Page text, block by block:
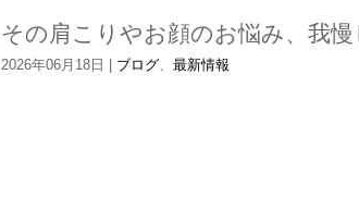
その肩こりやお顔のお悩み、我
2026年06月18日 | ブログ、 最新情報